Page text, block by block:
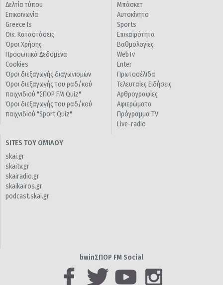
Δελτία τύπου
Επικοινωνία
Greece Is
Οικ. Καταστάσεις
Όροι Χρήσης
Προσωπικά Δεδομένα
Cookies
Όροι διεξαγωγής διαγωνισμών
Όροι διεξαγωγής του ραδ/κού
παιχνιδιού "ΣΠΟΡ FM Quiz"
Όροι διεξαγωγής του ραδ/κού
παιχνιδιού "Sport Quiz"
Μπάσκετ
Αυτοκίνητο
Sports
Επικαιρότητα
Βαθμολογίες
WebTv
Enter
Πρωτοσέλιδα
Τελευταίες Ειδήσεις
Αρθρογραφίες
Αφιερώματα
Πρόγραμμα TV
Live-radio
SITES ΤΟΥ ΟΜΙΛΟΥ
skai.gr
skaitv.gr
skairadio.gr
skaikairos.gr
podcast.skai.gr
bwinΣΠΟΡ FM Social